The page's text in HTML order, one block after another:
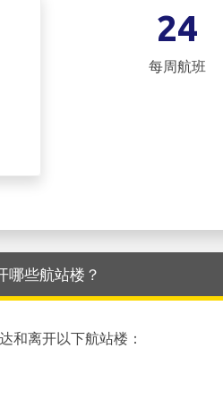
24
每周航班
哪些航站楼？
和离开以下航站楼：